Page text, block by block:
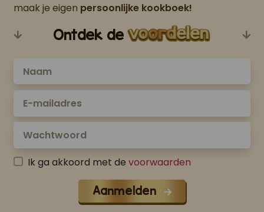
maak je eigen persoonlijke kookboek!
Ontdek de
Ik ga akkoord met de voorwaarden
Aanmelden